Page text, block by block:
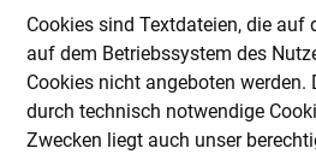
Cookies sind Textdateien, die auf
auf dem Betriebssystem des
Cookies nicht angeboten
durch technisch notwendige
Zwecken liegt auch unser